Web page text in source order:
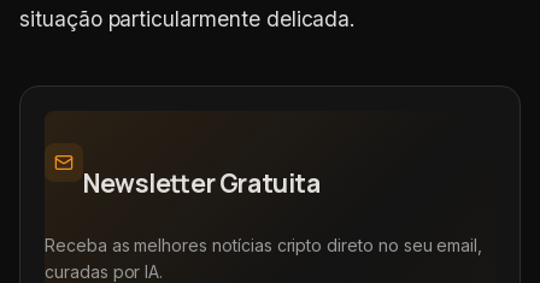
situação particularmente delicada.
Newsletter Gratuita
Receba as melhores notícias cripto direto no seu email,
curadas por IA.